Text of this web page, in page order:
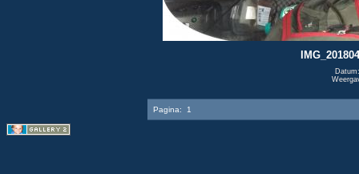
Pagina: 1